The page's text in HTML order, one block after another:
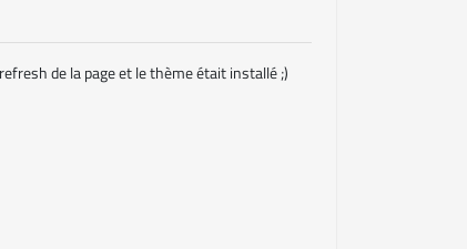
de la page et le thème était installé ;)